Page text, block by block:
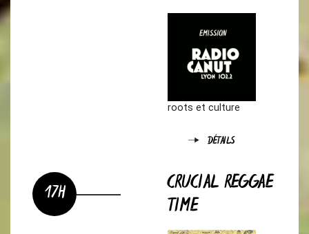
roots et culture
DÉTAILS
17H
CRUCIAL REGGAE
TIME